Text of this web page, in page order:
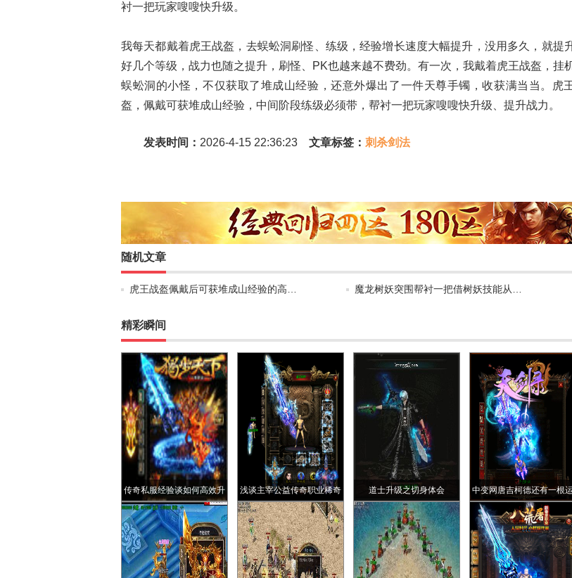
衬一把玩家嗖嗖快升级。
我每天都戴着虎王战盔，去蜈蚣洞刷怪、练级，经验增长速度大幅提升，没用多久，就提
好几个等级，战力也随之提升，刷怪、PK也越来越不费劲。有一次，我戴着虎王战盔，挂
蜈蚣洞的小怪，不仅获取了堆成山经验，还意外爆出了一件天尊手镯，收获满当当。虎
盔，佩戴可获堆成山经验，中间阶段练级必须带，帮衬一把玩家嗖嗖快升级、提升战力。
发表时间： 2026-4-15 22:36:23 文章标签： 刺杀剑法
随机文章
虎王战盔佩戴后可获堆成山经验的高… 魔龙树妖突围帮衬一把借树妖技能从…
精彩瞬间
传奇私服经验谈如何高效升
级才能最低付出得到幸运九
套逍遥扇
浅谈主宰公益传奇职业稀奇
事儿
道士升级之切身体会 中变网唐吉柯德还有一根
6记忆项链你知道吗